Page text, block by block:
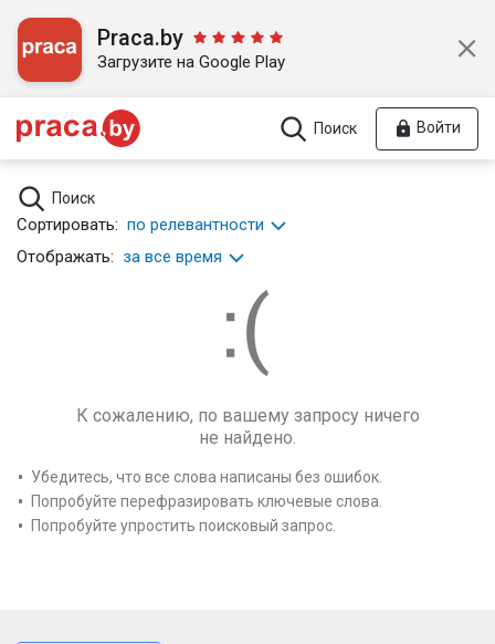
Praca.by
Загрузите на Google Play
Поиск Войти
Поиск
Сортировать: по релевантности
Отображать: за все время
К сожалению, по вашему запросу ничего
не найдено.
Убедитесь, что все слова написаны без ошибок.
Попробуйте перефразировать ключевые слова.
Попробуйте упростить поисковый запрос.